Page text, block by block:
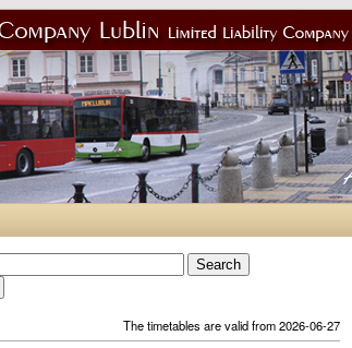
The timetables are valid from 2026-06-27